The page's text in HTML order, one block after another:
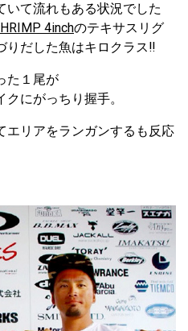
いて流れもある状況でした
4inchのテキサスリグ
りだした魚はキロクラス‼︎
た１尾が
にがっちり握手。
エリアをランガンするも反応